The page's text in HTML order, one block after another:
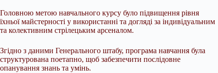
Головною метою навчального курсу було підвищення рівня
їхньої майстерності у використанні та догляді за індивідуальним
та колективним стрілецьким арсеналом.
Згідно з даними Генерального штабу, програма навчання була
структурована поетапно, щоб забезпечити послідовне
опанування знань та умінь.